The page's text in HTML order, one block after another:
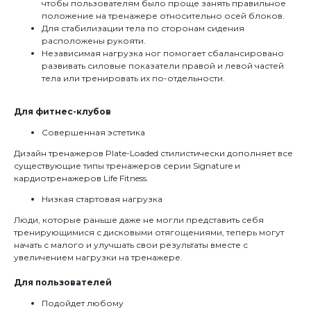
чтобы пользователям было проще занять правильное
положение на тренажере относительно осей блоков.
Для стабилизации тела по сторонам сидения
расположены рукояти.
Независимая нагрузка ног помогает сбалансировано
развивать силовые показатели правой и левой частей
тела или тренировать их по-отдельности.
Для фитнес-клубов
Совершенная эстетика
Дизайн тренажеров Plate-Loaded стилистически дополняет все
существующие типы тренажеров серии Signature и
кардиотренажеров Life Fitness.
Низкая стартовая нагрузка
Люди, которые раньше даже не могли представить себя
тренирующимися с дисковыми отягощениями, теперь могут
начать с малого и улучшать свои результаты вместе с
увеличением нагрузки на тренажере.
Для пользователей
Подойдет любому